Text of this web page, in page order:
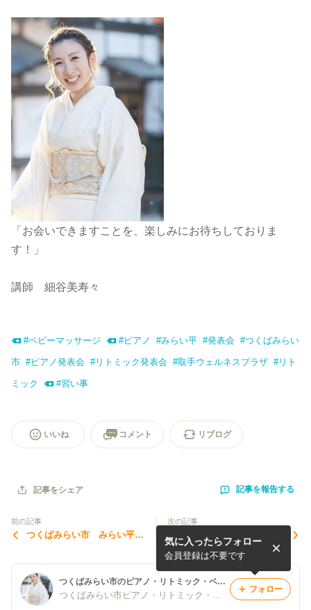
「お会いできますことを、楽しみにお待ちしておりま
す！」
講師 細谷美寿々
#ベビーマッサージ #ピアノ #みらい平 #発表会 #つくばみらい
市 #ピアノ発表会 #リトミック発表会 #取手ウェルネスプラザ #リト
ミック #習い事
いいね コメント リブログ
記事をシェア 記事を報告する
前の記事
つくばみらい市 みらい平
次の記事
つくばみらい市みらい平 ピ
アノ・リトミック・ベビーマ
ッサージ ２０２３年度 発
表会②リトミック
つくばみらい市のピアノ・リトミック・ベビーマッサージ 0歳からの音楽教室♫
つくばみらい市ピアノ・リトミック・ベビーマッサージ 0歳からの音楽教室講師♫細谷美寿々
気に入ったらフォロー
会員登録は不要です
フォロー